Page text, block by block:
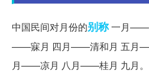
中国民间对月份的别称一月——
——寐月 四月——清和月 五月
月——凉月 八月——桂月 九月。